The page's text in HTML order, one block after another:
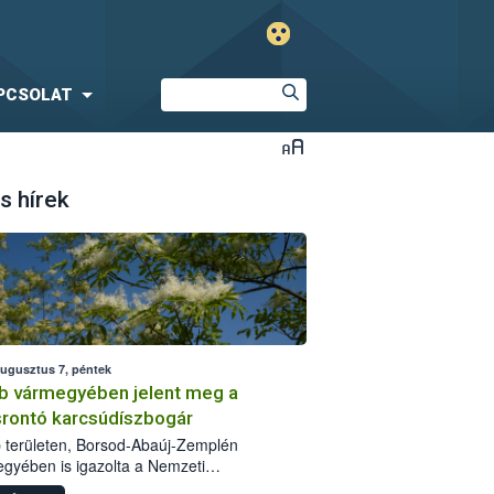
hírek
7, péntek
vármegyében jelent meg a
karcsúdíszbogár
területen, Borsod-Abaúj-Zemplén
is igazolta a Nemzeti
biztonsági Hivatal (Nébih) a